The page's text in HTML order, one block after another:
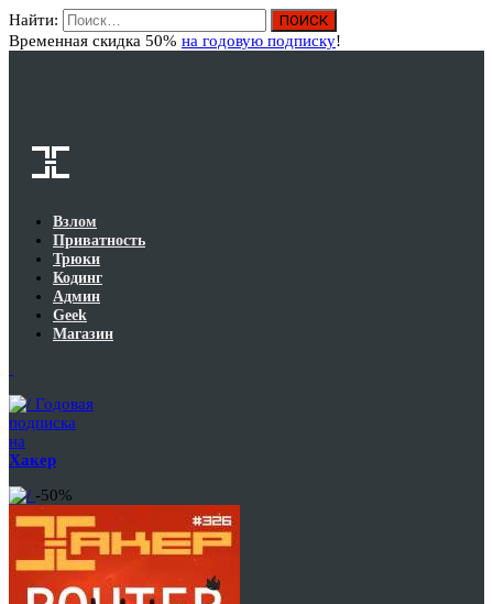
Найти:
Временная скидка 50% на годовую подписку!
Взлом
Приватность
Трюки
Кодинг
Админ
Geek
Магазин
Годовая
подписка
на
Хакер
-50%